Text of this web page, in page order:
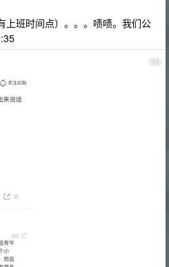
上班时间点）。。。啧啧。我们公
94